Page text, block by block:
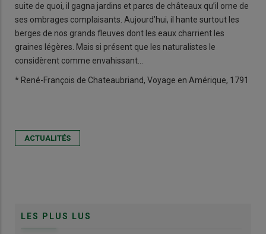
suite de quoi, il gagna jardins et parcs de châteaux qu’il orne de
ses ombrages complaisants. Aujourd’hui, il hante surtout les
berges de nos grands fleuves dont les eaux charrient les
graines légères. Mais si présent que les naturalistes le
considèrent comme envahissant…
* René-François de Chateaubriand, Voyage en Amérique, 1791
ACTUALITÉS
LES PLUS LUS